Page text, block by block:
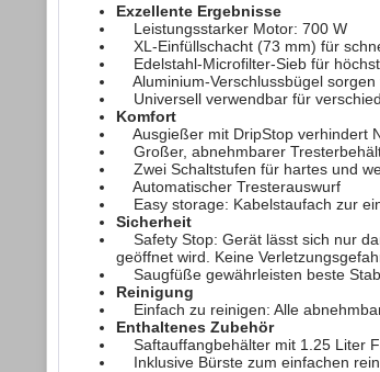
Exzellente Ergebnisse
Leistungsstarker Motor: 700 W
XL-Einfüllschacht (73 mm) für
Edelstahl-Microfilter-Sieb für
Aluminium-Verschlussbügel
Universell verwendbar für
Komfort
Ausgießer mit DripStop verhindert
Großer, abnehmbarer
Zwei Schaltstufen für hartes und
Automatischer Tresterauswurf
Easy storage: Kabelstaufach zur
Sicherheit
Safety Stop: Gerät lässt sich nur
geöffnet wird. Keine
Saugfüße gewährleisten beste
Reinigung
Einfach zu reinigen: Alle
Enthaltenes Zubehör
Saftauffangbehälter mit 1.25 Liter
Inklusive Bürste zum einfachen